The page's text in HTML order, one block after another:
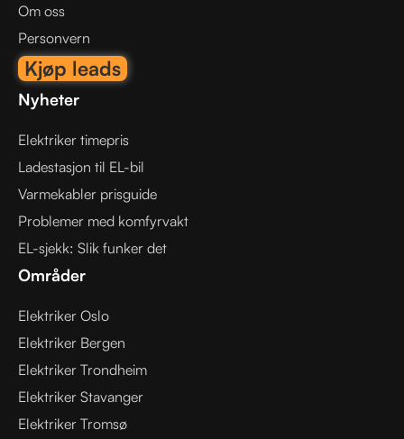
Om oss
Personvern
Kjøp leads
Nyheter
Elektriker timepris
Ladestasjon til EL-bil
Varmekabler prisguide
Problemer med komfyrvakt
EL-sjekk: Slik funker det
Områder
Elektriker Oslo
Elektriker Bergen
Elektriker Trondheim
Elektriker Stavanger
Elektriker Tromsø